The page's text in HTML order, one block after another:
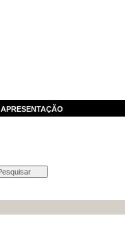
APRESENTAÇÃO